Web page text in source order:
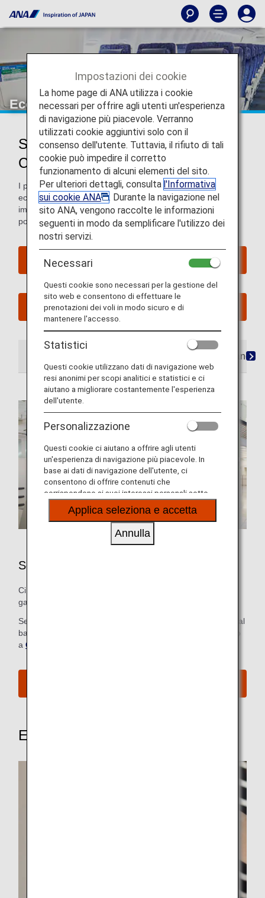
Economy Class
Servizi per passeggeri in Economy
Class
I passeggeri in Economy Class godono di comfort e di un
eccellente servizio clienti quando viaggiano con ANA. Ci
impegniamo molto per rendere il tuo volo il più piacevole
possibile.
Vedi i miei viaggi pianificati
Pasti/bevande
Servizi aeroportuali per l’ Economy Class
Ci impegniamo a rendere tutti i passaggi, dal check-in al
gate d'imbarco, il più facile e confortevole possibile.
Se hai già fatto il check-in online, non è necessario recarsi al
banco del check-in. Per ulteriori informazioni, fai riferimento
a Check-in online
Esplora questi altri servizi
Impostazioni dei cookie
La home page di ANA utilizza i cookie
necessari per offrire agli utenti un'esperienza
di navigazione più piacevole. Verranno
utilizzati cookie aggiuntivi solo con il
consenso dell'utente. Tuttavia, il rifiuto di tali
cookie può impedire il corretto
funzionamento di alcuni elementi del sito.
Per ulteriori dettagli, consulta l'Informativa
sui cookie ANA
. Durante la navigazione nel
sito ANA, vengono raccolte le informazioni
seguenti in modo da semplificare l'utilizzo dei
nostri servizi.
Necessari
Questi cookie sono necessari per la gestione del
sito web e consentono di effettuare le
prenotazioni dei voli in modo sicuro e di
mantenere l'accesso.
Statistici
Questi cookie utilizzano dati di navigazione web
resi anonimi per scopi analitici e statistici e ci
aiutano a migliorare costantemente l'esperienza
dell'utente.
Personalizzazione
Questi cookie ci aiutano a offrire agli utenti
un'esperienza di navigazione più piacevole. In
base ai dati di navigazione dell'utente, ci
consentono di offrire contenuti che
corrispondono ai suoi interessi personali sotto
forma di siti web, e-mail, social media e pubblicità.
Applica seleziona e accetta
Annulla